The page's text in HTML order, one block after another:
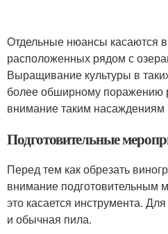
Отдельные нюансы касаются
расположенных рядом с
Выращивание культуры в
более обширному поражению
внимание таким
Подготовительные
Перед тем как обрезать
внимание подготовительным
это касается инструмента.
и обычная пила.